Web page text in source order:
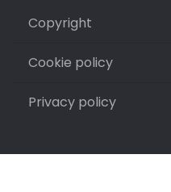
Copyright
Cookie policy
Privacy policy